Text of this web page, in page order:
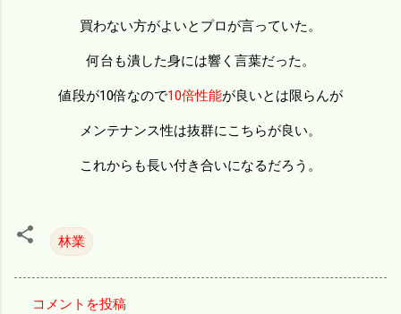
買わない方がよいとプロが言っていた。
何台も潰した身には響く言葉だった。
値段が10倍なので10倍性能が良いとは限らんが
メンテナンス性は抜群にこちらが良い。
これからも長い付き合いになるだろう。
林業
コメントを投稿